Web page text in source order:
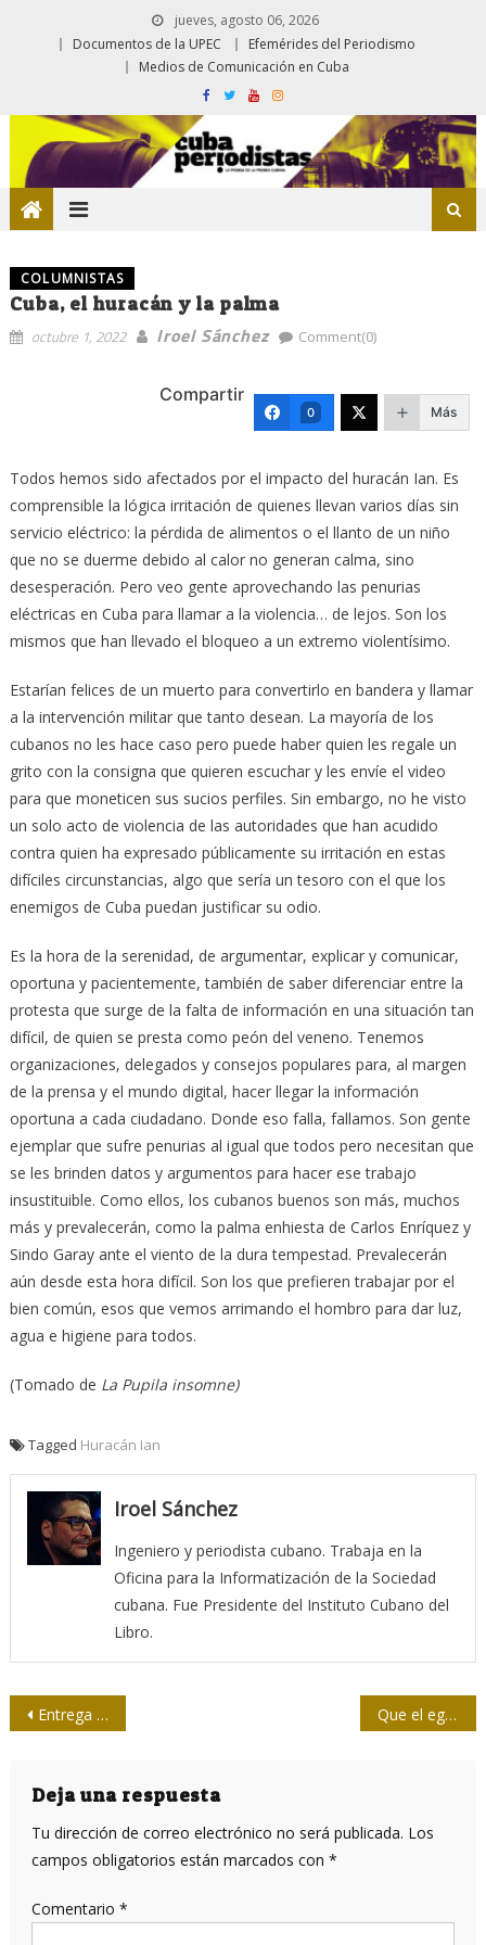
jueves, agosto 06, 2026
Documentos de la UPEC
Efemérides del Periodismo
Medios de Comunicación en Cuba
COLUMNISTAS
Cuba, el huracán y la palma
octubre 1, 2022 Iroel Sánchez Comment(0)
Compartir
0 Más
Todos hemos sido afectados por el impacto del huracán Ian. Es
comprensible la lógica irritación de quienes llevan varios días sin
servicio eléctrico: la pérdida de alimentos o el llanto de un niño
que no se duerme debido al calor no generan calma, sino
desesperación. Pero veo gente aprovechando las penurias
eléctricas en Cuba para llamar a la violencia… de lejos. Son los
mismos que han llevado el bloqueo a un extremo violentísimo.
Estarían felices de un muerto para convertirlo en bandera y llamar
a la intervención militar que tanto desean. La mayoría de los
cubanos no les hace caso pero puede haber quien les regale un
grito con la consigna que quieren escuchar y les envíe el video
para que moneticen sus sucios perfiles. Sin embargo, no he visto
un solo acto de violencia de las autoridades que han acudido
contra quien ha expresado públicamente su irritación en estas
difíciles circunstancias, algo que sería un tesoro con el que los
enemigos de Cuba puedan justificar su odio.
Es la hora de la serenidad, de argumentar, explicar y comunicar,
oportuna y pacientemente, también de saber diferenciar entre la
protesta que surge de la falta de información en una situación tan
difícil, de quien se presta como peón del veneno. Tenemos
organizaciones, delegados y consejos populares para, al margen
de la prensa y el mundo digital, hacer llegar la información
oportuna a cada ciudadano. Donde eso falla, fallamos. Son gente
ejemplar que sufre penurias al igual que todos pero necesitan que
se les brinden datos y argumentos para hacer ese trabajo
insustituible. Como ellos, los cubanos buenos son más, muchos
más y prevalecerán, como la palma enhiesta de Carlos Enríquez y
Sindo Garay ante el viento de la dura tempestad. Prevalecerán
aún desde esta hora difícil. Son los que prefieren trabajar por el
bien común, esos que vemos arrimando el hombro para dar luz,
agua e higiene para todos.
(Tomado de La Pupila insomne)
Tagged Huracán Ian
Iroel Sánchez
Ingeniero y periodista cubano. Trabaja en la
Oficina para la Informatización de la Sociedad
cubana. Fue Presidente del Instituto Cubano del
Libro.
Navegación
entradas
Entrega UPEC el Premio a la Dignidad a la Universidad de Oriente Que el egoísmo no nos domine
Deja una respuesta
Tu dirección de correo electrónico no será publicada. Los
campos obligatorios están marcados con *
Comentario *